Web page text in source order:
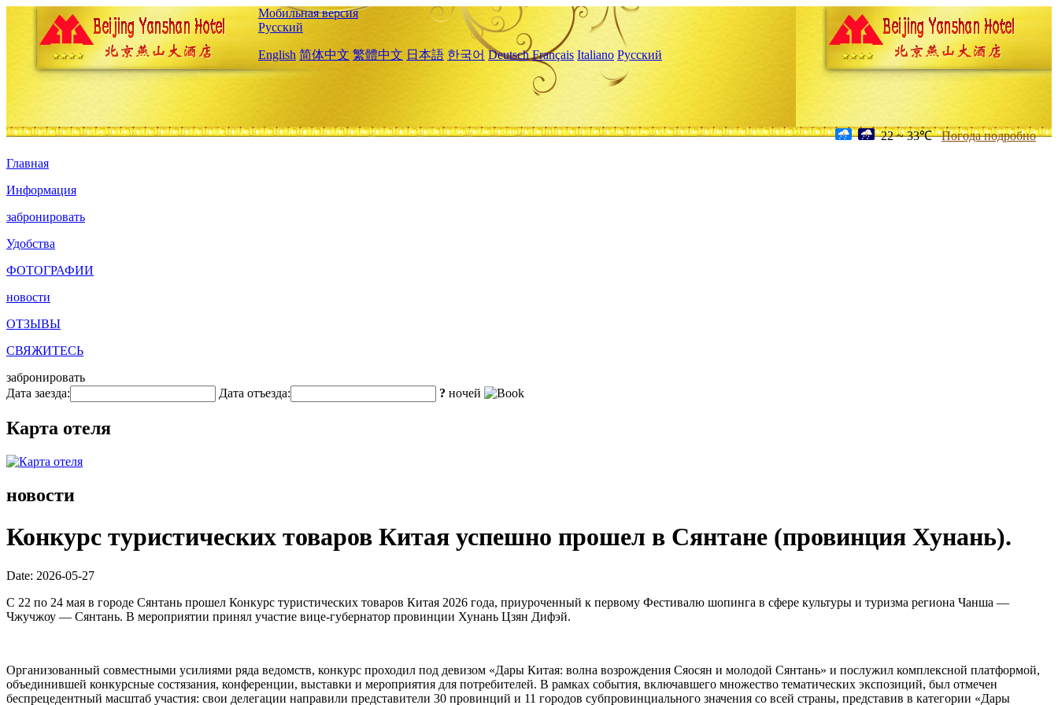
Мобильная версия
Русский
English 简体中文 繁體中文 日本語 한국어 Deutsch Français Italiano Русский
22 ~ 33℃ Погода подробно
Главная
Информация
забронировать
Удобства
ФОТОГРАФИИ
новости
ОТЗЫВЫ
СВЯЖИТЕСЬ
забронировать
Дата заезда:
Дата отъезда: ? ночей
Карта отеля
новости
Конкурс туристических товаров Китая успешно прошел в Сянтане (провинция Хунань).
Date: 2026-05-27
С 22 по 24 мая в городе Сянтань прошел Конкурс туристических товаров Китая 2026 года, приуроченный к первому Фестивалю шопинга в сфере культуры и туризма региона Чанша —
Чжучжоу — Сянтань. В мероприятии принял участие вице-губернатор провинции Хунань Цзян Дифэй.
Организованный совместными усилиями ряда ведомств, конкурс проходил под девизом «Дары Китая: волна возрождения Сяосян и молодой Сянтань» и послужил комплексной платформой,
объединившей конкурсные состязания, конференции, выставки и мероприятия для потребителей. В рамках события, включавшего множество тематических экспозиций, был отмечен
беспрецедентный масштаб участия: свои делегации направили представители 30 провинций и 11 городов субпровинциального значения со всей страны, представив в категории «Дары